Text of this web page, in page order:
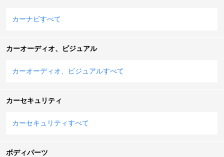
カーナビすべて
カーオーディオ、ビジュアル
カーオーディオ、ビジュアルすべて
カーセキュリティ
カーセキュリティすべて
ボディパーツ